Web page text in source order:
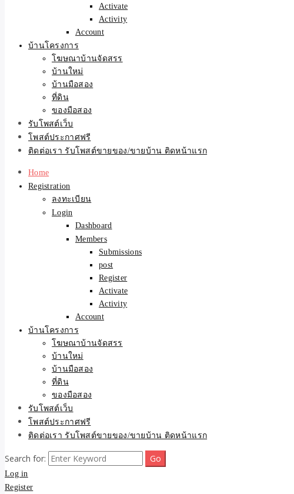
Activate
Activity
Account
บ้านโครงการ
โฆษณาบ้านจัดสรร
บ้านใหม่
บ้านมือสอง
ที่ดิน
ของมือสอง
รับโพสต์เว็บ
โพสต์ประกาศฟรี
ติดต่อเรา รับโพสต์ขายของ/ขายบ้าน ติดหน้าแรก
Home
Registration
ลงทะเบียน
Login
Dashboard
Members
Submissions
post
Register
Activate
Activity
Account
บ้านโครงการ
โฆษณาบ้านจัดสรร
บ้านใหม่
บ้านมือสอง
ที่ดิน
ของมือสอง
รับโพสต์เว็บ
โพสต์ประกาศฟรี
ติดต่อเรา รับโพสต์ขายของ/ขายบ้าน ติดหน้าแรก
Search for:
Log in
Register